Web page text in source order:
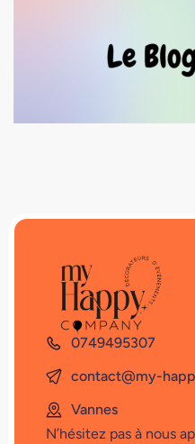
0749495307
contact@my-
Vannes
N’hésitez pas à nous